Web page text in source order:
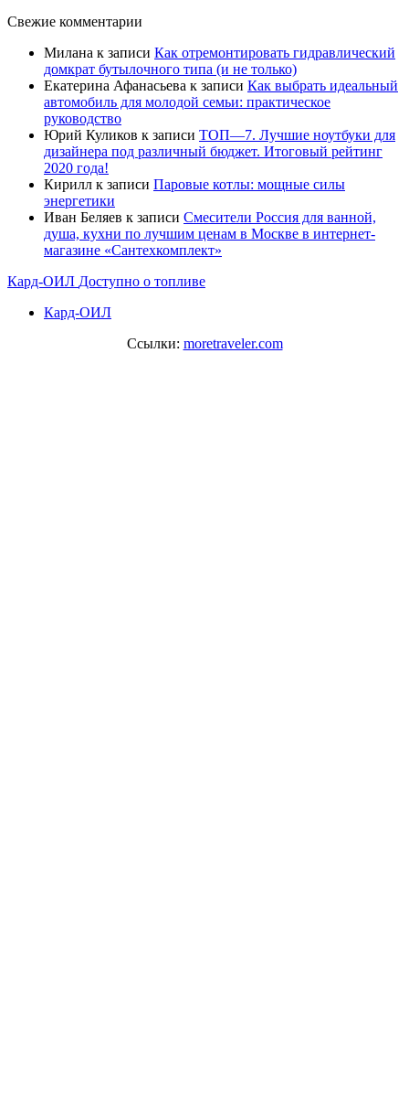
Свежие комментарии
Милана к записи Как отремонтировать гидравлический
домкрат бутылочного типа (и не только)
Екатерина Афанасьева к записи Как выбрать идеальный
автомобиль для молодой семьи: практическое
руководство
Юрий Куликов к записи ТОП—7. Лучшие ноутбуки для
дизайнера под различный бюджет. Итоговый рейтинг
2020 года!
Кирилл к записи Паровые котлы: мощные силы
энергетики
Иван Беляев к записи Cмесители Россия для ванной,
душа, кухни по лучшим ценам в Москве в интернет-
магазине «Сантехкомплект»
Кард-ОИЛ Доступно о топливе
Кард-ОИЛ
Ссылки: moretraveler.com